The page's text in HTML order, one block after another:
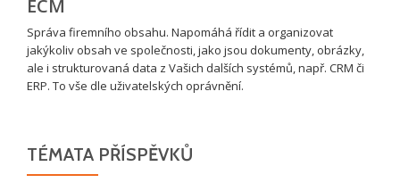
ECM
Správa firemního obsahu. Napomáhá řídit a organizovat
jakýkoliv obsah ve společnosti, jako jsou dokumenty, obrázky,
ale i strukturovaná data z Vašich dalších systémů, např. CRM či
ERP. To vše dle uživatelských oprávnění.
TÉMATA PŘÍSPĚVKŮ